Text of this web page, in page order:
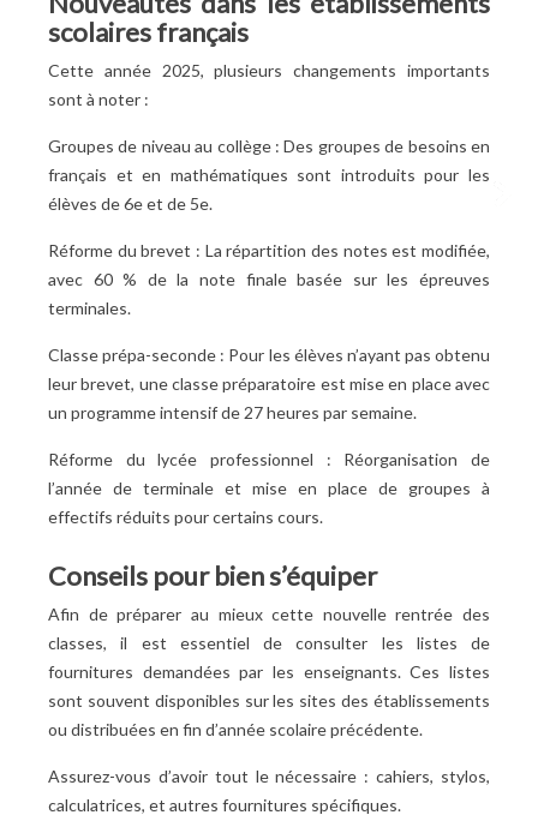
scolaires français
Cette année 2025, plusieurs changements importants
sont à noter :
Groupes de niveau au collège : Des groupes de besoins en
français et en mathématiques sont introduits pour les
élèves de 6e et de 5e.
Réforme du brevet : La répartition des notes est modifiée,
avec 60 % de la note finale basée sur les épreuves
terminales.
Classe prépa-seconde : Pour les élèves n’ayant pas obtenu
leur brevet, une classe préparatoire est mise en place avec
un programme intensif de 27 heures par semaine.
Réforme du lycée professionnel : Réorganisation de
l’année de terminale et mise en place de groupes à
effectifs réduits pour certains cours.
Conseils pour bien s’équiper
Afin de préparer au mieux cette nouvelle rentrée des
classes, il est essentiel de consulter les listes de
fournitures demandées par les enseignants. Ces listes
sont souvent disponibles sur les sites des établissements
ou distribuées en fin d’année scolaire précédente.
Assurez-vous d’avoir tout le nécessaire : cahiers, stylos,
calculatrices, et autres fournitures spécifiques.